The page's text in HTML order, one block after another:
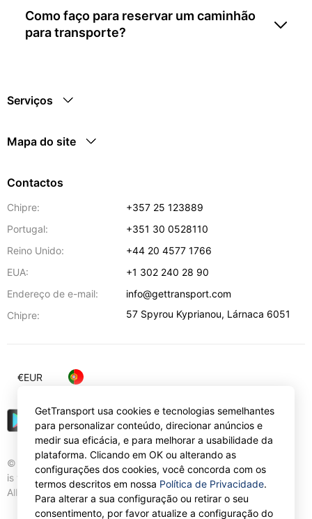
Como faço para reservar um caminhão
para transporte?
Serviços
Mapa do site
Contactos
Chipre:
+357 25 123889
Portugal:
+351 30 0528110
Reino Unido:
+44 20 4577 1766
EUA:
+1 302 240 28 90
Endereço de e-mail:
info@gettransport.com
Chipre:
57 Spyrou Kyprianou, Lárnaca 6051
© Gettransport International Limited. GetTransport®
is trademark of Gettransport International Limited.
All rights reserved.
€EUR
GetTransport usa cookies e tecnologias semelhantes
para personalizar conteúdo, direcionar anúncios e
medir sua eficácia, e para melhorar a usabilidade da
plataforma. Clicando em OK ou alterando as
configurações dos cookies, você concorda com os
termos descritos em nossa Política de Privacidade.
Para alterar a sua configuração ou retirar o seu
consentimento, por favor atualize a configuração do